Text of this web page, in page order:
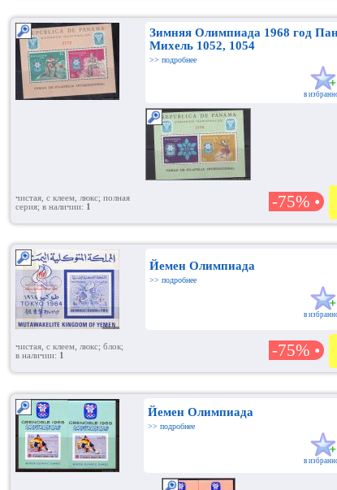
Зимняя Олимпиада 1968 год
Михель 1052, 1054
>> подробнее
в
чистая, с клеем, люкс; полная
серия; в наличии: 1 -75% •
Йемен Олимпиада
>> подробнее
в
чистая, с клеем, люкс; блок;
в наличии: 1 -75% •
Йемен Олимпиада
>> подробнее
в